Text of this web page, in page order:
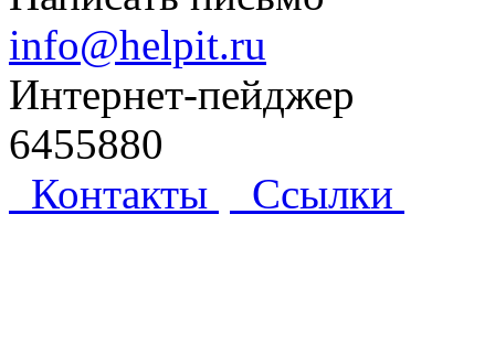
info@helpit.ru
Интернет-пейджер
6455880
Контакты
Ссылки